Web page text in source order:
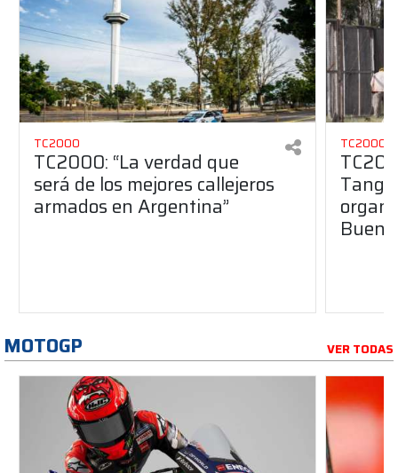
TC2000
TC2000: “La verdad que
será de los mejores callejeros
armados en Argentina”
TC2000
MOTOGP VER TODAS